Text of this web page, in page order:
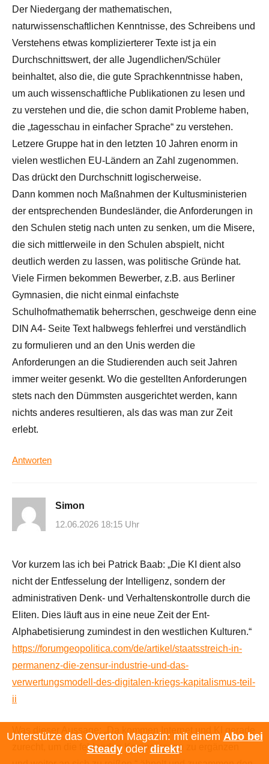
Der Niedergang der mathematischen,
naturwissenschaftlichen Kenntnisse, des Schreibens und
Verstehens etwas komplizierterer Texte ist ja ein
Durchschnittswert, der alle Jugendlichen/Schüler
beinhaltet, also die, die gute Sprachkenntnisse haben,
um auch wissenschaftliche Publikationen zu lesen und
zu verstehen und die, die schon damit Probleme haben,
die „tagesschau in einfacher Sprache“ zu verstehen.
Letzere Gruppe hat in den letzten 10 Jahren enorm in
vielen westlichen EU-Ländern an Zahl zugenommen.
Das drückt den Durchschnitt logischerweise.
Dann kommen noch Maßnahmen der Kultusministerien
der entsprechenden Bundesländer, die Anforderungen in
den Schulen stetig nach unten zu senken, um die Misere,
die sich mittlerweile in den Schulen abspielt, nicht
deutlich werden zu lassen, was politische Gründe hat.
Viele Firmen bekommen Bewerber, z.B. aus Berliner
Gymnasien, die nicht einmal einfachste
Schulhofmathematik beherrschen, geschweige denn eine
DIN A4- Seite Text halbwegs fehlerfrei und verständlich
zu formulieren und an den Unis werden die
Anforderungen an die Studierenden auch seit Jahren
immer weiter gesenkt. Wo die gestellten Anforderungen
stets nach den Dümmsten ausgerichtet werden, kann
nichts anderes resultieren, als das was man zur Zeit
erlebt.
Antworten
Simon
12.06.2026 18:15 Uhr
Vor kurzem las ich bei Patrick Baab: „Die KI dient also
nicht der Entfesselung der Intelligenz, sondern der
administrativen Denk- und Verhaltenskontrolle durch die
Eliten. Dies läuft aus in eine neue Zeit der Ent-
Alphabetisierung zumindest in den westlichen Kulturen.“
https://forumgeopolitica.com/de/artikel/staatsstreich-in-
permanenz-die-zensur-industrie-und-das-
verwertungsmodell-des-digitalen-kriegs-kapitalismus-teil-
ii
Was dieser Aussage: „Da kommen Internet und KI gerade
zurecht, um die fehlenden Kompetenzen zu ergänzen
Unterstütze das Overton Magazin: mit einem Abo bei
Steadyoder direkt!